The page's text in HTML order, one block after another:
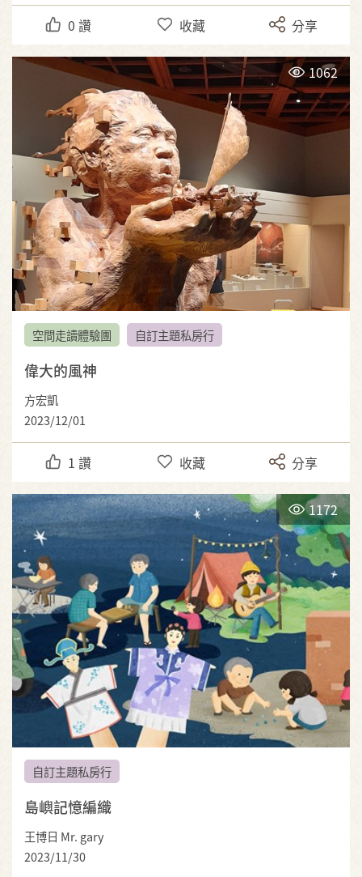
0 讚 收藏 分享
1062
空間走讀體驗團 自訂主題私房行
偉大的風神
方宏凱
2023/12/01
1 讚 收藏 分享
1172
自訂主題私房行
島嶼記憶編織
王博日 Mr. gary
2023/11/30